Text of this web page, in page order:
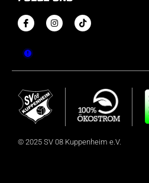
© 2025 SV 08 Kuppenheim e.V.